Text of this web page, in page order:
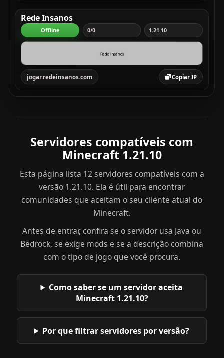
jogar.redeinsanos.com Copiar IP
Rede Insanos
Offline 0/0 1.21.10
Servidores compatíveis com
Minecraft 1.21.10
Esta página lista 12 servidores compatíveis com a
versão 1.21.10. Ela é útil para encontrar
comunidades que aceitam o seu cliente atual do
Minecraft.
Antes de entrar, confira se o servidor usa Java ou
Bedrock, se exige mods e se a descrição combina
com o tipo de jogo que você procura.
Como saber se um servidor aceita
Minecraft 1.21.10?
Por que filtrar servidores por versão?